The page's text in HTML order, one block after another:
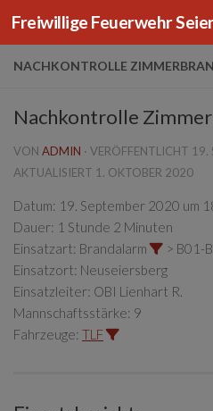
Zum Inhalt springen
Freiwillige Feuerwehr
NACHKONTROLLE
Nachkontrolle
VON ADMIN · VERÖFFENTLICHT 19.
AKTUALISIERT 1. OKTOBER 2020
Datum: 19. September 2020 um
Dauer: 1 Stunde 2 Minuten
Einsatzart: Brandalarm
> B01-
Einsatzort: Neuseiersberg
Einsatzleiter: OBI Lienhart R.
Mannschaftsstärke: 9
Fahrzeuge: TLF